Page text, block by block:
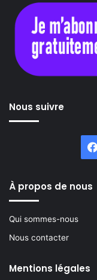
Nous suivre
À propos de nous
Qui sommes-nous
Nous contacter
Mentions légales